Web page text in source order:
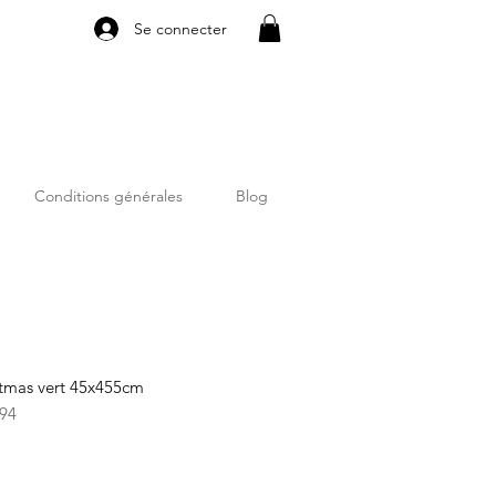
Se connecter
Conditions générales Blog
vert 45x455cm